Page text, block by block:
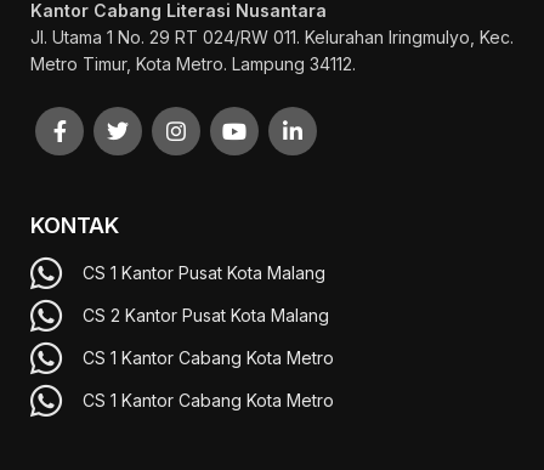
Kantor Cabang Literasi Nusantara
Jl. Utama 1 No. 29 RT 024/RW 011. Kelurahan Iringmulyo, Kec.
Metro Timur, Kota Metro. Lampung 34112.
KONTAK
CS 1 Kantor Pusat Kota Malang
CS 2 Kantor Pusat Kota Malang
CS 1 Kantor Cabang Kota Metro
CS 1 Kantor Cabang Kota Metro